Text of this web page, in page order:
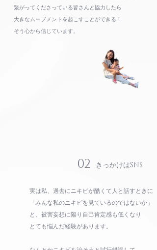
繋がってくださっている皆さんと協力したら
大きなムーブメントを起こすことができる！
​そう心から信じています。
02 きっかけはSNS
実は私、過去にニキビが酷くて人と話すときに
「みんな私のニキビを見ているのではないか」
と、被害妄想に陥り自己肯定感も低くなり
​とても悩んだ経験があります。